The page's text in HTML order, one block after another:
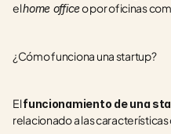
el home office o por oficinas
¿Cómo funciona una startup?
El funcionamiento de una
relacionado a las